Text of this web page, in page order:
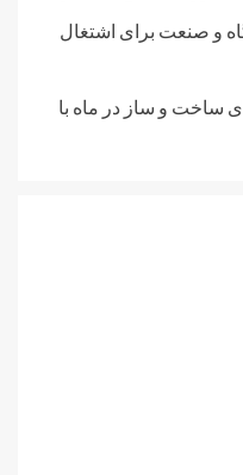
و صنعت برای اشتغال
ساخت و ساز در ماه با